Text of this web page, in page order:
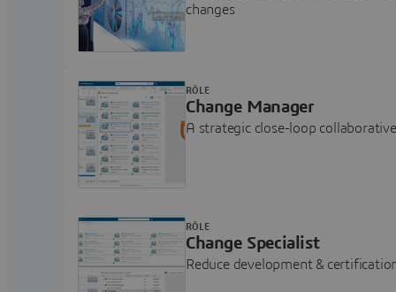
changes
Change Manager
A strategic close-loop
RÔLE
Change Specialist
Reduce development &
RÔLE